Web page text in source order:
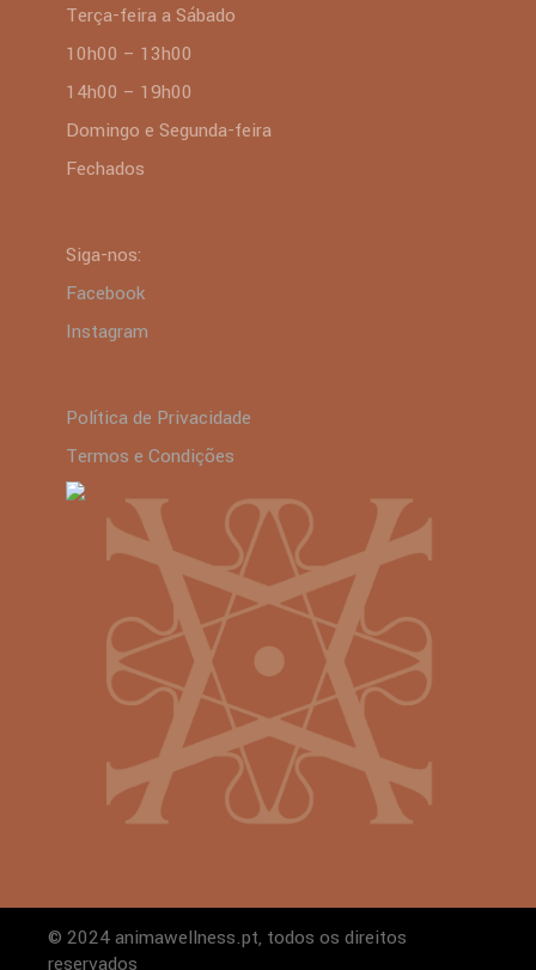
Terça-feira a Sábado
10h00 – 13h00
14h00 – 19h00
Domingo e Segunda-feira
Fechados
Siga-nos:
Facebook
Instagram
Política de Privacidade
Termos e Condições
© 2024 animawellness.pt, todos os direitos
reservados